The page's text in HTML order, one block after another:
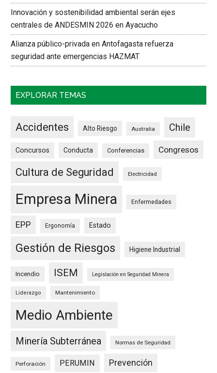
Innovación y sostenibilidad ambiental serán ejes
centrales de ANDESMIN 2026 en Ayacucho
Alianza público-privada en Antofagasta refuerza
seguridad ante emergencias HAZMAT
EXPLORAR TEMAS
Accidentes Alto Riesgo Australia Chile
Concursos Conducta Conferencias Congresos
Cultura de Seguridad Electricidad
Empresa Minera Enfermedades
EPP Ergonomía Estado
Gestión de Riesgos Higiene Industrial
Incendio ISEM Legislación en Seguridad Minera
Liderazgo Mantenimiento
Medio Ambiente
Minería Subterránea Normas de Seguridad
Perforación PERUMIN Prevención